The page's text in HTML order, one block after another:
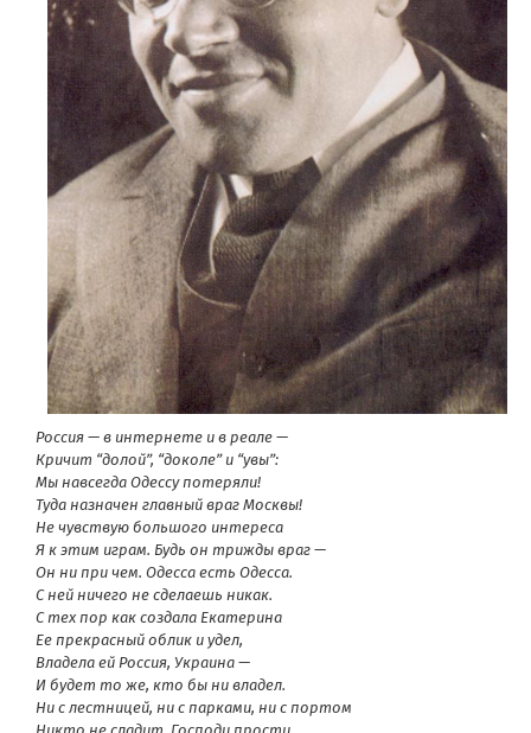
Россия — в интернете и в реале —
Кричит “долой”, “доколе” и “увы”:
Мы навсегда Одессу потеряли!
Туда назначен главный враг Москвы!
Не чувствую большого интереса
Я к этим играм. Будь он трижды враг —
Он ни при чем. Одесса есть Одесса.
С ней ничего не сделаешь никак.
С тех пор как создала Екатерина
Ее прекрасный облик и удел,
Владела ей Россия, Украина —
И будет то же, кто бы ни владел.
Ни с лестницей, ни с парками, ни с портом